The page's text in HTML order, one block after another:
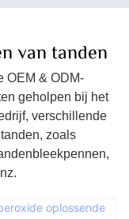
van tanden
OEM & ODM-
geholpen bij het
verschillende
zoals